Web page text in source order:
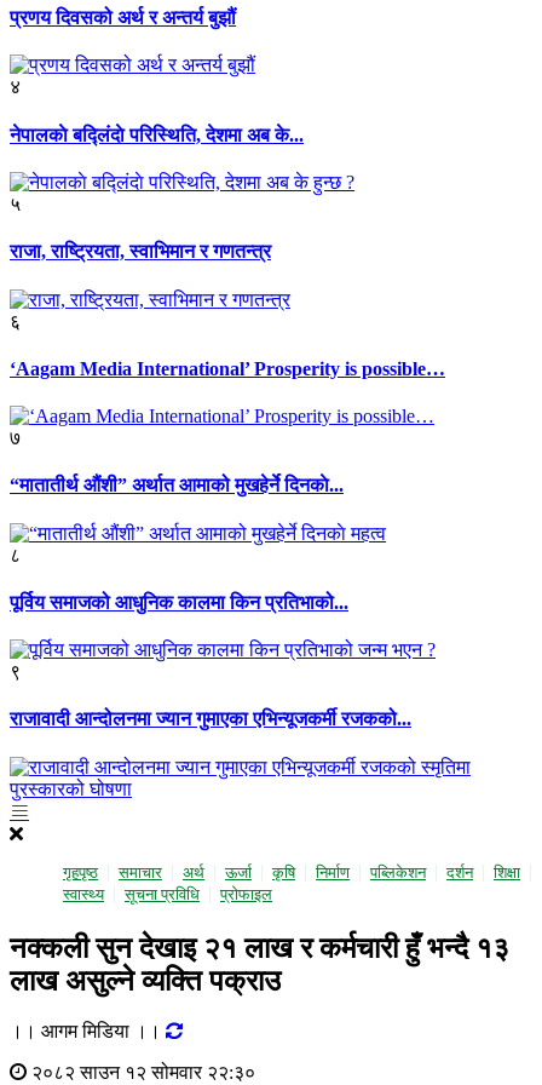
प्रणय दिवसको अर्थ र अन्तर्य बुझौं
४
नेपालकाे बद्लिंदाे परिस्थिति, देशमा अब के...
५
राजा, राष्ट्रियता, स्वाभिमान र गणतन्त्र
६
‘Aagam Media International’ Prosperity is possible…
७
“मातातीर्थ औंशी” अर्थात आमाको मुखहेर्ने दिनकाे...
८
पूर्विय समाजको आधुनिक कालमा किन प्रतिभाको...
९
राजावादी आन्दोलनमा ज्यान गुमाएका एभिन्यूजकर्मी रजकको...
गृहपृष्ठ समाचार अर्थ ऊर्जा कृषि निर्माण पब्लिकेशन दर्शन
शिक्षा
स्वास्थ्य
सूचना प्रविधि प्राेफाइल
नक्कली सुन देखाइ २१ लाख र कर्मचारी हुँ भन्दै १३
लाख असुल्ने व्यक्ति पक्राउ
।। आगम मिडिया ।।
२०८२ साउन १२ सोमवार २२:३०